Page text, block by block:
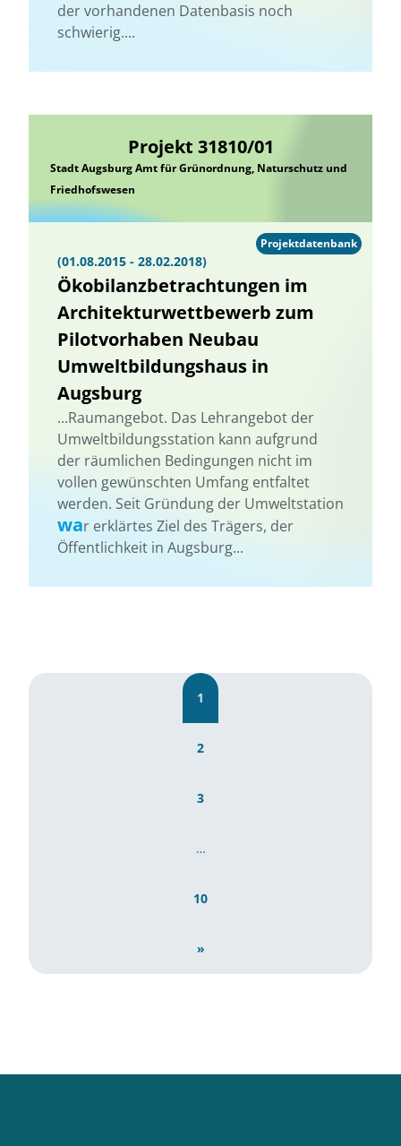
der vorhandenen Datenbasis noch
schwierig....
Projekt 31810/01
Stadt Augsburg Amt für Grünordnung, Naturschutz und
Friedhofswesen
(01.08.2015 - 28.02.2018)
Ökobilanzbetrachtungen im
Architekturwettbewerb zum
Pilotvorhaben Neubau
Umweltbildungshaus in
Augsburg
...Raumangebot. Das Lehrangebot der
Umweltbildungsstation kann aufgrund
der räumlichen Bedingungen nicht im
vollen gewünschten Umfang entfaltet
werden. Seit Gründung der Umweltstation
war erklärtes Ziel des Trägers, der
Öffentlichkeit in Augsburg...
Projektdatenbank
1
2
3
…
10
»